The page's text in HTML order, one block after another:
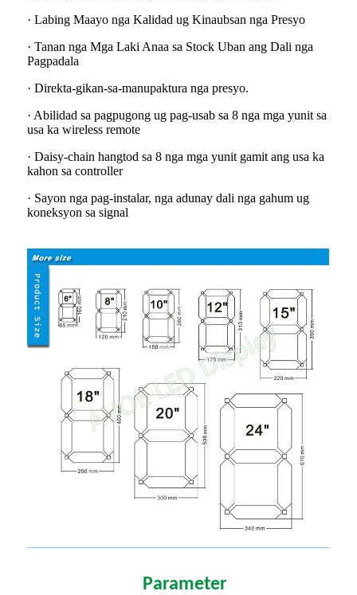
· Labing Maayo nga Kalidad ug Kinaubsan nga Presyo
· Tanan nga Mga Laki Anaa sa Stock Uban ang Dali nga
Pagpadala
· Direkta-gikan-sa-manupaktura nga presyo.
· Abilidad sa pagpugong ug pag-usab sa 8 nga mga yunit sa
usa ka wireless remote
· Daisy-chain hangtod sa 8 nga mga yunit gamit ang usa ka
kahon sa controller
· Sayon nga pag-instalar, nga adunay dali nga gahum ug
koneksyon sa signal
Parameter